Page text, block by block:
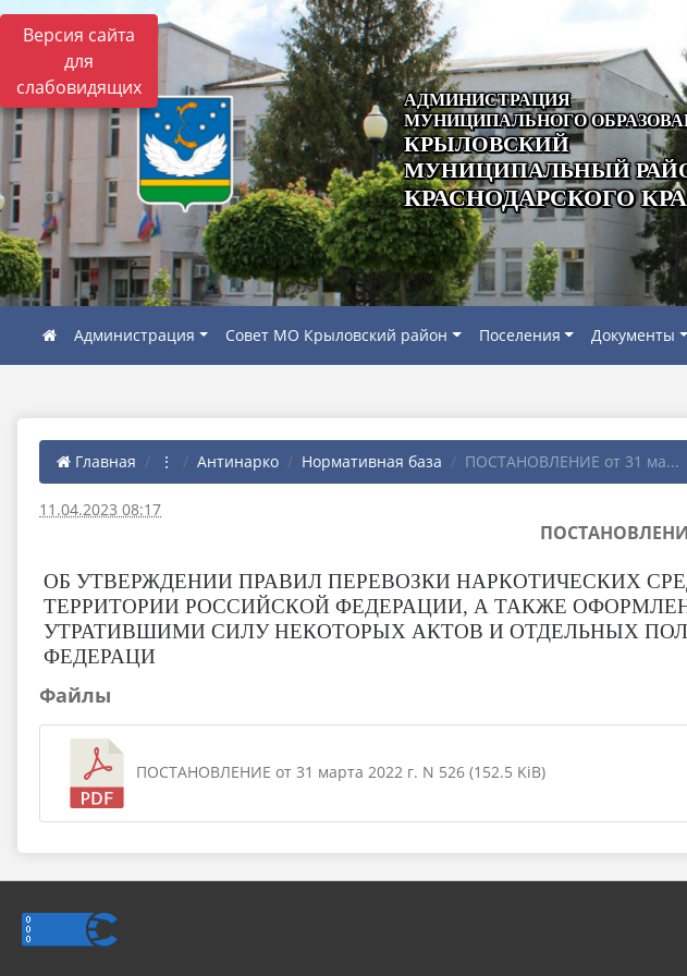
Версия сайта
для
слабовидящих
АДМИНИСТРАЦИЯ
МУНИЦИПАЛЬНОГО
КРЫЛОВСКИЙ
МУНИЦИПАЛЬНЫЙ
КРАСНОДАРСКОГО
Администрация Совет МО Крыловский район Поселения Документы
Главная ⋮ Антинарко Нормативная база ПОСТАНОВЛЕНИЕ от 31 ма...
11.04.2023 08:17
ОБ УТВЕРЖДЕНИИ ПРАВИЛ ПЕРЕВОЗКИ НАРКОТИЧЕСКИХ
ТЕРРИТОРИИ РОССИЙСКОЙ ФЕДЕРАЦИИ, А ТАКЖЕ
УТРАТИВШИМИ СИЛУ НЕКОТОРЫХ АКТОВ И ОТДЕЛЬНЫХ
ФЕДЕРАЦИ
Файлы
ПОСТАНОВЛЕНИЕ от 31 марта 2022 г. N 526 (152.5 KiB)